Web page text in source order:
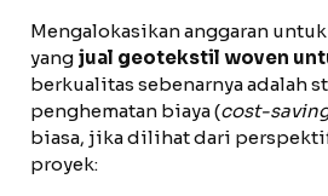
Mengalokasikan anggaran
yang jual geotekstil woven
berkualitas sebenarnya adalah
penghematan biaya (cost-
biasa, jika dilihat dari
proyek: